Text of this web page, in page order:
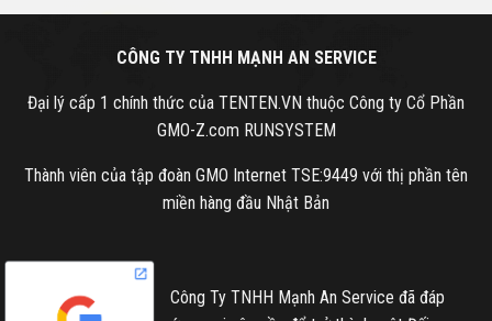
CÔNG TY TNHH MẠNH AN SERVICE
Đại lý cấp 1 chính thức của TENTEN.VN thuộc Công ty Cổ Phần
GMO-Z.com RUNSYSTEM
Thành viên của tập đoàn GMO Internet TSE:9449 với thị phần tên
miền hàng đầu Nhật Bản
Công Ty TNHH Mạnh An Service đã đáp